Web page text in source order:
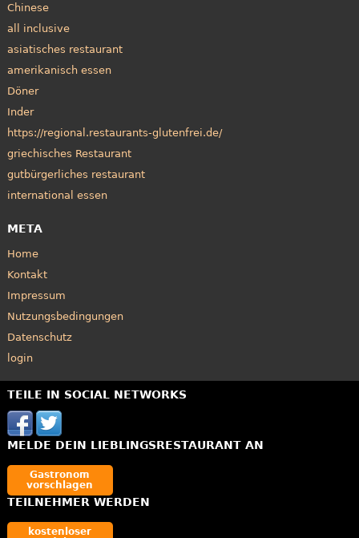
Chinese
all inclusive
asiatisches restaurant
amerikanisch essen
Döner
Inder
https://regional.restaurants-glutenfrei.de/
griechisches Restaurant
gutbürgerliches restaurant
international essen
META
Home
Kontakt
Impressum
Nutzungsbedingungen
Datenschutz
login
TEILE IN SOCIAL NETWORKS
MELDE DEIN LIEBLINGSRESTAURANT AN
Gastronom
vorschlagen
TEILNEHMER WERDEN
kostenloser